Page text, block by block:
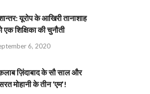
यूरोप के आखिरी तानाशाह
एक शिक्षिका की चुनौती
6, 2020
ज़िंदाबाद के सौ साल और
मोहानी के तीन ‘एम’!